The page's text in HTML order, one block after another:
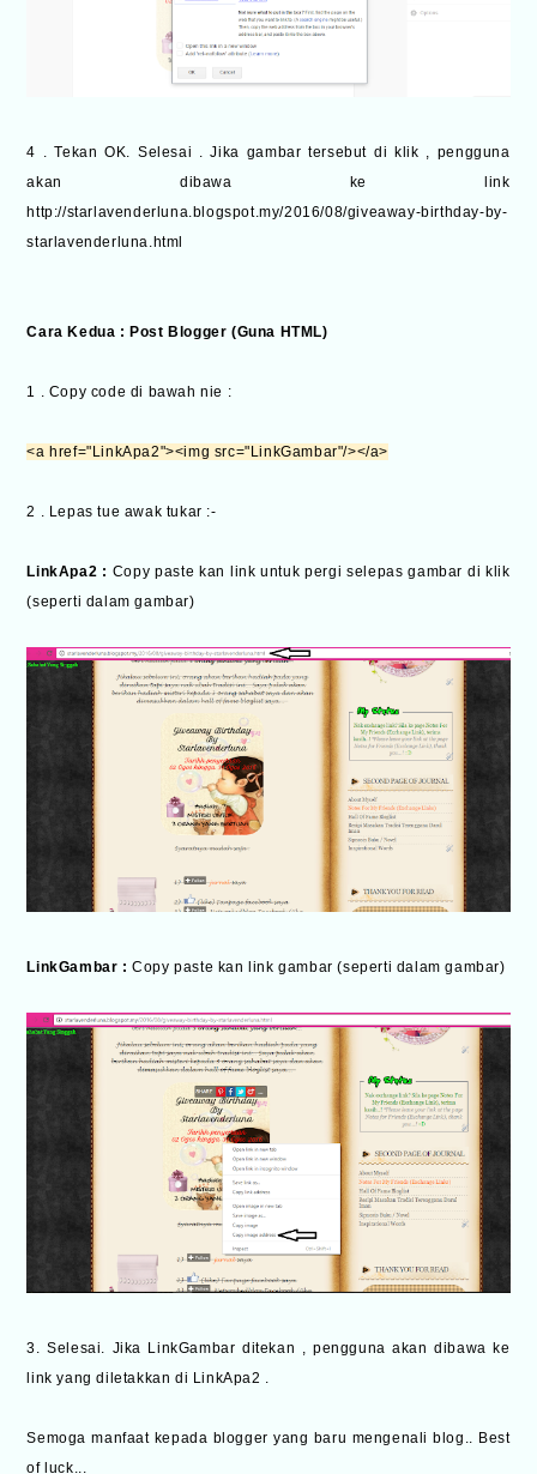
4 . Tekan OK. Selesai . Jika gambar tersebut di klik , pengguna
akan dibawa ke link
http://starlavenderluna.blogspot.my/2016/08/giveaway-birthday-by-
starlavenderluna.html
Cara Kedua : Post Blogger (Guna HTML)
1 . Copy code di bawah nie :
<a href="LinkApa2"><img src="LinkGambar"/></a>
2 . Lepas tue awak tukar :-
LinkApa2 : Copy paste kan link untuk pergi selepas gambar di klik
(seperti dalam gambar)
LinkGambar : Copy paste kan link gambar (seperti dalam gambar)
3. Selesai. Jika LinkGambar ditekan , pengguna akan dibawa ke
link yang diletakkan di LinkApa2 .
Semoga manfaat kepada blogger yang baru mengenali blog.. Best
of luck...